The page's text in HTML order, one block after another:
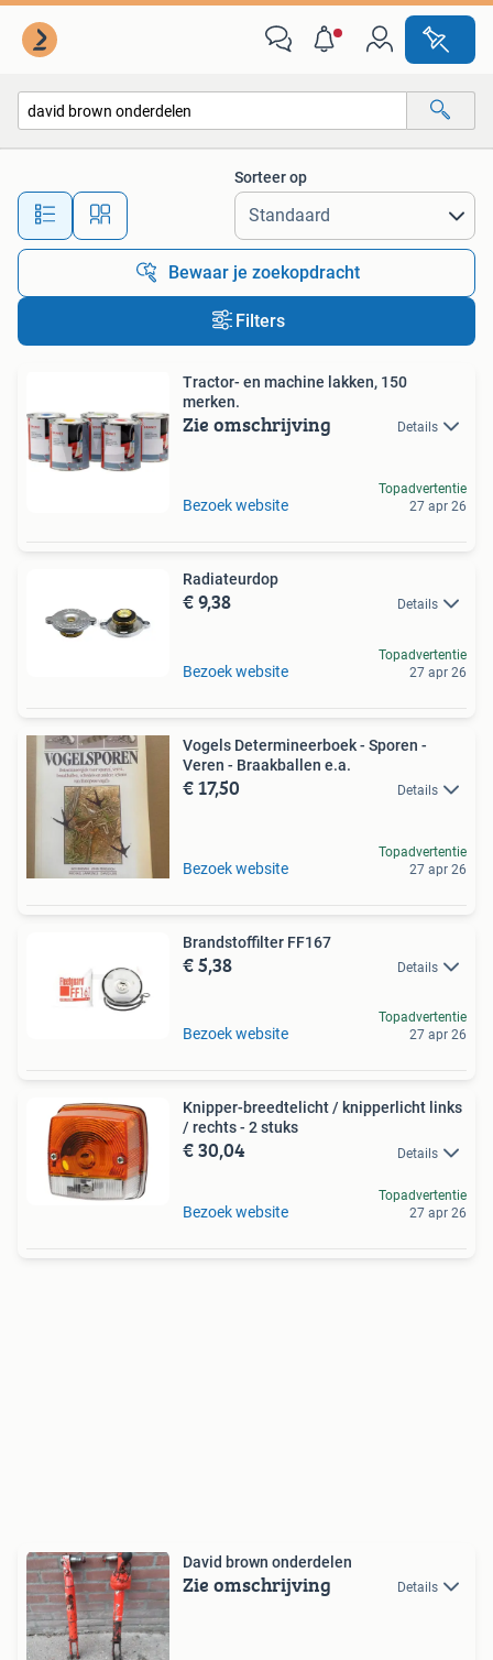
Alle afstanden…
Sorteer op
Bewaar je zoekopdracht
Filters
Tractor- en machine lakken, 150
merken.
Zie omschrijving Details
Bezoek website
Topadvertentie
27 apr 26
Radiateurdop
€ 9,38 Details
Bezoek website
Topadvertentie
27 apr 26
Vogels Determineerboek - Sporen -
Veren - Braakballen e.a.
€ 17,50 Details
Bezoek website
Topadvertentie
27 apr 26
Brandstoffilter FF167
€ 5,38 Details
Bezoek website
Topadvertentie
27 apr 26
Knipper-breedtelicht / knipperlicht links
/ rechts - 2 stuks
€ 30,04 Details
Bezoek website
Topadvertentie
27 apr 26
David brown onderdelen
Zie omschrijving Details